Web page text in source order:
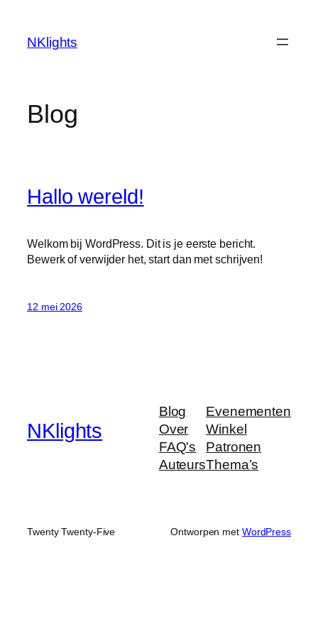
NKlights
Blog
Hallo wereld!
Welkom bij WordPress. Dit is je eerste bericht.
Bewerk of verwijder het, start dan met schrijven!
12 mei 2026
NKlights
Blog
Over
FAQ's
Auteurs
Evenementen
Winkel
Patronen
Thema’s
Twenty Twenty-Five Ontworpen met WordPress